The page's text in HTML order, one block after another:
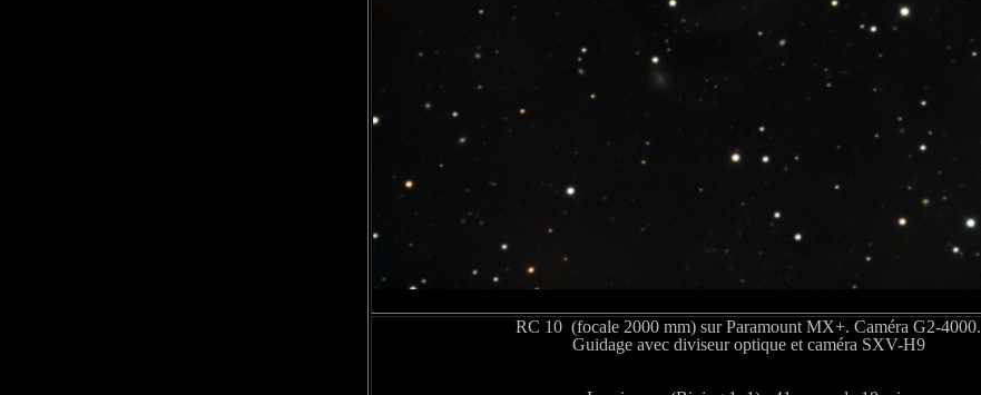
RC 10 (focale 2000 mm) sur Paramount MX+. Caméra G2-4000.
Guidage avec diviseur optique et caméra SXV-H9